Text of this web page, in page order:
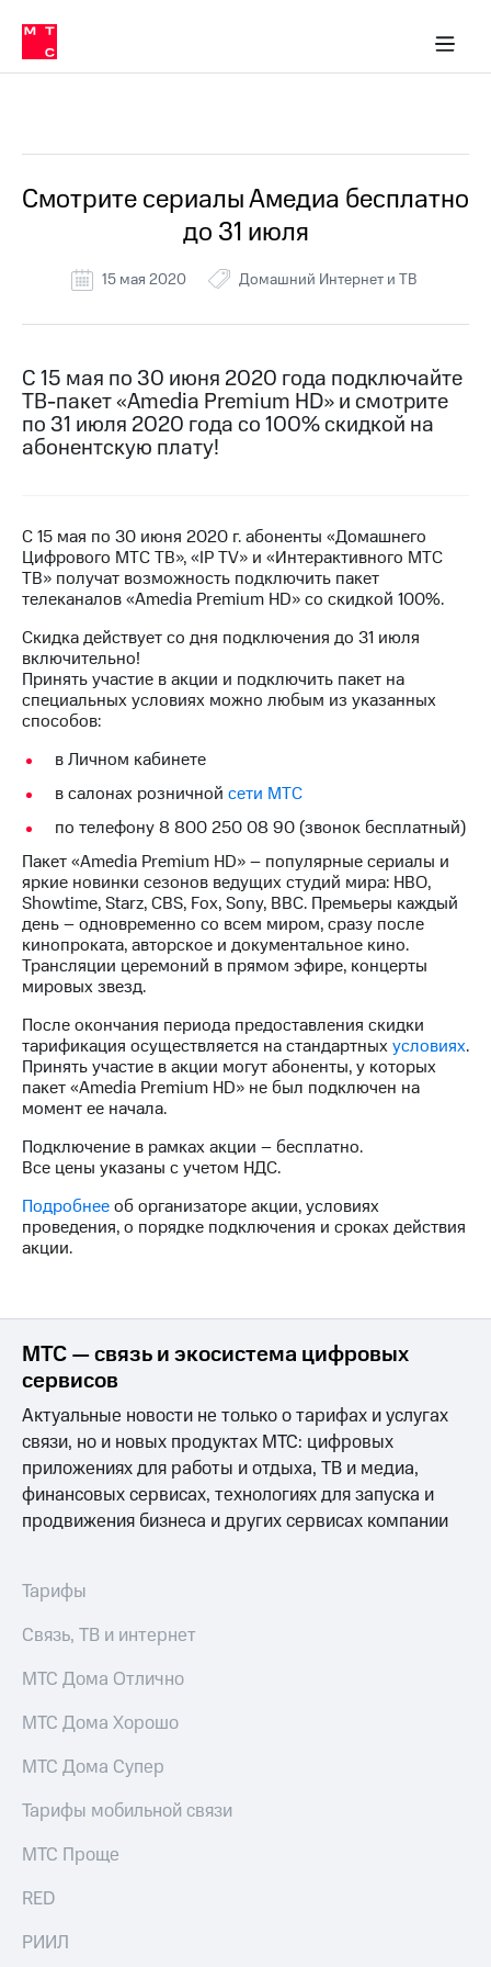
связь
Сервисы и подписки
30% на связь
кабинеты
Мобильная
и
Спутниковое
МТС
номер
в МТС
Тарифы
Роуминг
Семейная
группа
Заказать
SIM-
карту
eSIM
SIM-
карта
для
иностранцев
Оформить
чистый
номер
Выбрать
номер
Заменить
SIM-
карту
Перейти
на
eSIM
Для дома
с выгодным
Интернет,
ТВ и телефон
для дома
Услуги
интернет
Домашнее
ТВ
Спутниковое
телефон
Перейти
в МТС
Услуги
приложение
Мой
МТС
Акции
Тарифы
RED,
РИИЛ
Супер
дешевле
при
оплате
с карты
Деньги
Выберите
и подключите
с выгодным
тарифом
Тарифы
Интернет,
для дома
Услуги
кабинет
интернета
ТВ
Личный
Скачать
Мой
МТС
Видеонаблюдение
для дома
149 ₽/
на гигабайты
фильмы,
музыка
и многое
другое
Семейная
Смотрите сериалы Амедиа бесплатно
до 31 июля
15 мая 2020 Домашний Интернет и ТВ
С 15 мая по 30 июня 2020 года подключайте
ТВ-пакет «Amedia Premium HD» и смотрите
по 31 июля 2020 года со 100% скидкой на
абонентскую плату!
С 15 мая по 30 июня 2020 г. абоненты «Домашнего
Цифрового МТС ТВ», «IP TV» и «Интерактивного МТС
ТВ» получат возможность подключить пакет
телеканалов «Amedia Premium HD» со скидкой 100%.
Скидка действует со дня подключения до 31 июля
включительно!
Принять участие в акции и подключить пакет на
специальных условиях можно любым из указанных
способов:
в Личном кабинете
в салонах розничной сети МТС
по телефону 8 800 250 08 90 (звонок бесплатный)
Пакет «Amedia Premium HD» – популярные сериалы и
яркие новинки сезонов ведущих студий мира: HBO,
Showtime, Starz, CBS, Fox, Sony, BBC. Премьеры каждый
день – одновременно со всем миром, сразу после
кинопроката, авторское и документальное кино.
Трансляции церемоний в прямом эфире, концерты
мировых звезд.
После окончания периода предоставления скидки
тарификация осуществляется на стандартныхусловиях.
Принять участие в акции могут абоненты, у которых
пакет «Amedia Premium HD» не был подключен на
момент ее начала.
Подключение в рамках акции – бесплатно.
Все цены указаны с учетом НДС.
Подробнееоб организаторе акции, условиях
проведения, о порядке подключения и сроках действия
акции.
МТС — связь и экосистема цифровых
сервисов
Актуальные новости не только о тарифах и услугах
связи, но и новых продуктах МТС: цифровых
приложениях для работы и отдыха, ТВ и медиа,
финансовых сервисах, технологиях для запуска и
продвижения бизнеса и других сервисах компании
Тарифы
Связь, ТВ и интернет
МТС Дома Отлично
МТС Дома Хорошо
МТС Дома Супер
Тарифы мобильной связи
МТС Проще
RED
РИИЛ